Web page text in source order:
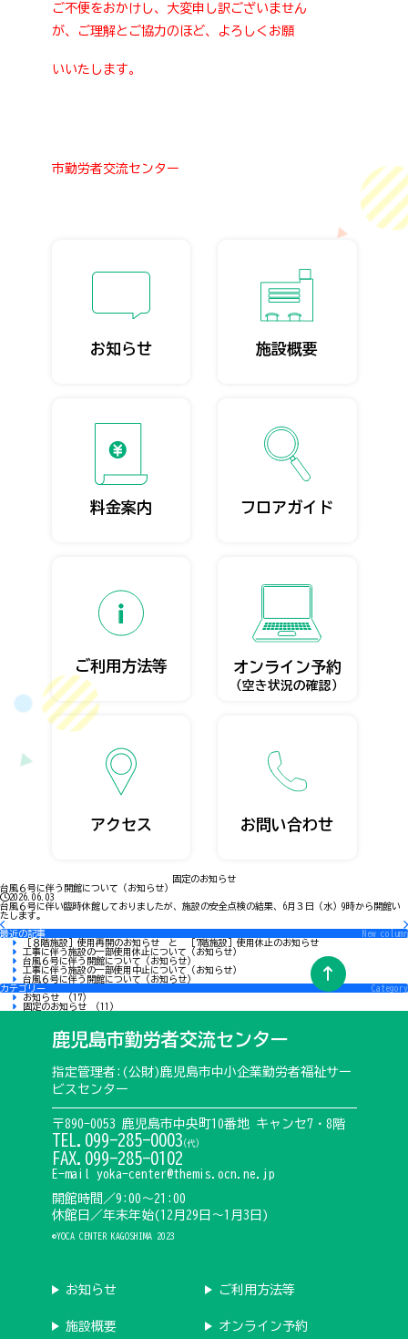
ご不便をおかけし、大変申し訳ございません
が、ご理解とご協力のほど、よろしくお願
いいたします。
市勤労者交流センター
お知らせ 施設概要
料金案内 フロアガイド
ご利用方法等 オンライン予約
（空き状況の確認）
アクセス お問い合わせ
固定のお知らせ
台風６号に伴う開館について（お知らせ）
2026.06.03
台風６号に伴い臨時休館しておりましたが、施設の安全点検の結果、6月３日（水）9時から開館い
たします。
最近の記事
New column
［８階施設］使用再開のお知らせ と ［7階施設］使用休止のお知らせ
工事に伴う施設の一部使用休止について（お知らせ）
台風６号に伴う開館について（お知らせ）
工事に伴う施設の一部使用中止について（お知らせ）
台風６号に伴う開館について（お知らせ）
カテゴリー
Category
お知らせ （17）
固定のお知らせ （11）
鹿児島市勤労者交流センター
指定管理者:(公財)鹿児島市中小企業勤労者福祉サー
ビスセンター
〒890-0053 鹿児島市中央町10番地 キャンセ7・8階
TEL.099-285-0003 (代)
FAX.099-285-0102
E-mail yoka-center@themis.ocn.ne.jp
開館時間／9:00〜21:00
休館日／年末年始(12月29日〜1月3日)
©YOCA CENTER KAGOSHIMA 2023
お知らせ
施設概要
ご利用方法等
オンライン予約